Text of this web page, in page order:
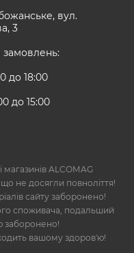
вул.
3
замовлень:
до 18:00
до 15:00
ALCOMAG
не досягли повноліття!
сайту заборонено!
споживача, подальший
заборонено!
вашому здоров'ю!